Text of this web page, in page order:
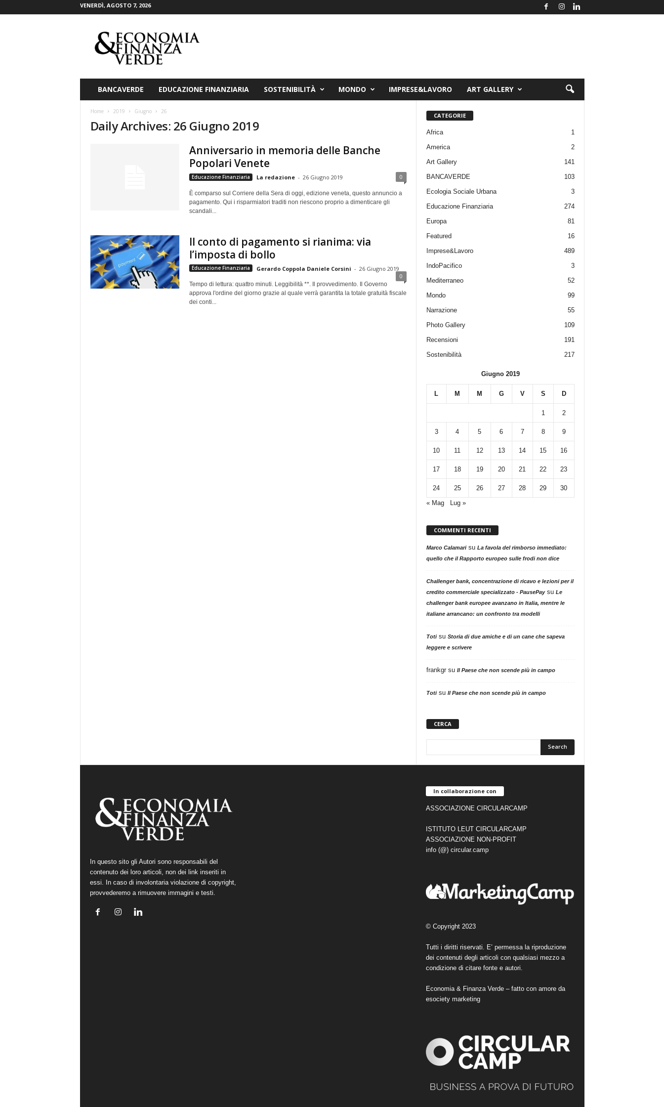
VENERDÌ, AGOSTO 7, 2026
BANCAVERDE EDUCAZIONE FINANZIARIA SOSTENIBILITÀ MONDO IMPRESE&LAVORO ART GALLERY
Home 2019 Giugno 26
Daily Archives: 26 Giugno 2019
Anniversario in memoria delle Banche
Popolari Venete
Educazione Finanziaria La redazione - 26 Giugno 2019 0
È comparso sul Corriere della Sera di oggi, edizione veneta, questo annuncio a
pagamento. Qui i risparmiatori traditi non riescono proprio a dimenticare gli
scandali...
Il conto di pagamento si rianima: via
l’imposta di bollo
Educazione Finanziaria Gerardo Coppola Daniele Corsini - 26 Giugno 2019
0
Tempo di lettura: quattro minuti. Leggibilità **. Il provvedimento. Il Governo
approva l'ordine del giorno grazie al quale verrà garantita la totale gratuità fiscale
dei conti...
CATEGORIE
Africa
1
America
2
Art Gallery
141
BANCAVERDE
103
Ecologia Sociale Urbana
3
Educazione Finanziaria
274
Europa
81
Featured
16
Imprese&Lavoro
489
IndoPacifico
3
Mediterraneo
52
Mondo
99
Narrazione
55
Photo Gallery
109
Recensioni
191
Sostenibilità
217
Giugno 2019
L M M G V S D
1 2
3 4 5 6 7 8 9
10 11 12 13 14 15 16
17 18 19 20 21 22 23
24 25 26 27 28 29
30
« Mag
Lug »
COMMENTI RECENTI
Marco Calamarisu La favola del rimborso immediato:
quello che il Rapporto europeo sulle frodi non dice
Challenger bank, concentrazione di ricavo e lezioni per il
credito commerciale specializzato - PausePaysu Le
challenger bank europee avanzano in Italia, mentre le
italiane arrancano: un confronto tra modelli
Totisu Storia di due amiche e di un cane che sapeva
leggere e scrivere
frankgrsu Il Paese che non scende più in campo
Totisu Il Paese che non scende più in campo
CERCA
In questo sito gli Autori sono responsabili del
contenuto dei loro articoli, non dei link inseriti in
essi. In caso di involontaria violazione di copyright,
provvederemo a rimuovere immagini e testi.
In collaborazione con
ASSOCIAZIONE CIRCULARCAMP
ISTITUTO LEUT CIRCULARCAMP
ASSOCIAZIONE NON-PROFIT
info (@) circular.camp
© Copyright 2023
Tutti i diritti riservati. E’ permessa la riproduzione
dei contenuti degli articoli con qualsiasi mezzo a
condizione di citare fonte e autori.
Economia & Finanza Verde – fatto con amore da
esociety marketing